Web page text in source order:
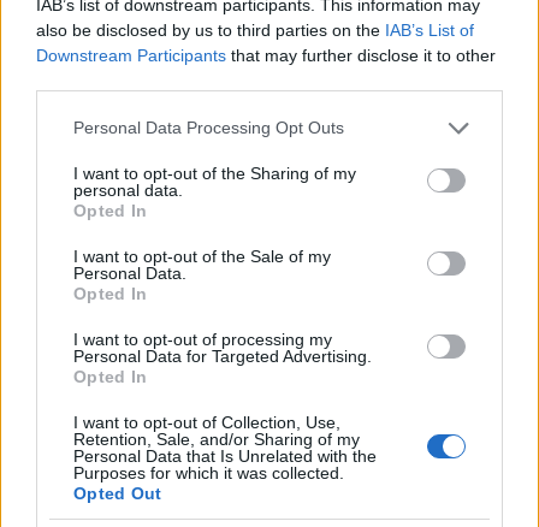
IAB’s list of downstream participants. This information may
also be disclosed by us to third parties on the IAB’s List of
Downstream Participants that may further disclose it to other
Please note that this website/app uses one or more Google
not limited to your visit or usage behaviour. You may click to
grant or deny consent to Google and its third-party tags to
use your data for below specified purposes in below Google
consent section.
Personal Data Processing Opt Outs
I want to opt-out of the Sharing of my
personal data.
Opted In
I want to opt-out of the Sale of my
Personal Data.
Opted In
I want to opt-out of processing my
Personal Data for Targeted Advertising.
Opted In
I want to opt-out of Collection, Use,
Retention, Sale, and/or Sharing of my
Personal Data that Is Unrelated with the
Purposes for which it was collected.
Opted Out
legszebb épülete, mert a többi ekkoriban épült palotával
ellentétben ez az 1900-ban átadott ingatlan hűen követte a francia
tervezte Viktória-palota novemberi befejezése után a
Cantacuzino-palotánál korszerűbben felszerelt új épület második
emelete azonban megint csak pár hétig nyújtott menedéket a
hogy a román bauhaus stílusban megálmodott ingatlan Bonaparte-
szárnyában kapott helyt az
északi szélesség 44°27’10”, keleti hosszúság 26°05’14” mentén
nézhető meg.
Kapóra jött a marsallnak, hogy 1940. március 15-én, a korábban a
Vasgárda szellemi vezérének tartott, majd tőlük látványosan
elfordulóNae Ionescufilozófus csíkszeredai börtönévei után
rövidesen elhunyt-, így bukaresti háza üresen maradt. (Egyes